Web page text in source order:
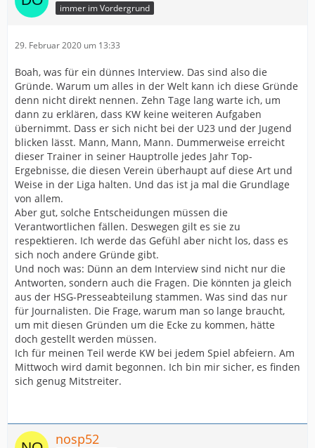
immer im Vordergrund
29. Februar 2020 um 13:33
Boah, was für ein dünnes Interview. Das sind also die
Gründe. Warum um alles in der Welt kann ich diese Gründe
denn nicht direkt nennen. Zehn Tage lang warte ich, um
dann zu erklären, dass KW keine weiteren Aufgaben
übernimmt. Dass er sich nicht bei der U23 und der Jugend
blicken lässt. Mann, Mann, Mann. Dummerweise erreicht
dieser Trainer in seiner Hauptrolle jedes Jahr Top-
Ergebnisse, die diesen Verein überhaupt auf diese Art und
Weise in der Liga halten. Und das ist ja mal die Grundlage
von allem.
Aber gut, solche Entscheidungen müssen die
Verantwortlichen fällen. Deswegen gilt es sie zu
respektieren. Ich werde das Gefühl aber nicht los, dass es
sich noch andere Gründe gibt.
Und noch was: Dünn an dem Interview sind nicht nur die
Antworten, sondern auch die Fragen. Die könnten ja gleich
aus der HSG-Presseabteilung stammen. Was sind das nur
für Journalisten. Die Frage, warum man so lange braucht,
um mit diesen Gründen um die Ecke zu kommen, hätte
doch gestellt werden müssen.
Ich für meinen Teil werde KW bei jedem Spiel abfeiern. Am
Mittwoch wird damit begonnen. Ich bin mir sicher, es finden
sich genug Mitstreiter.
nosp52